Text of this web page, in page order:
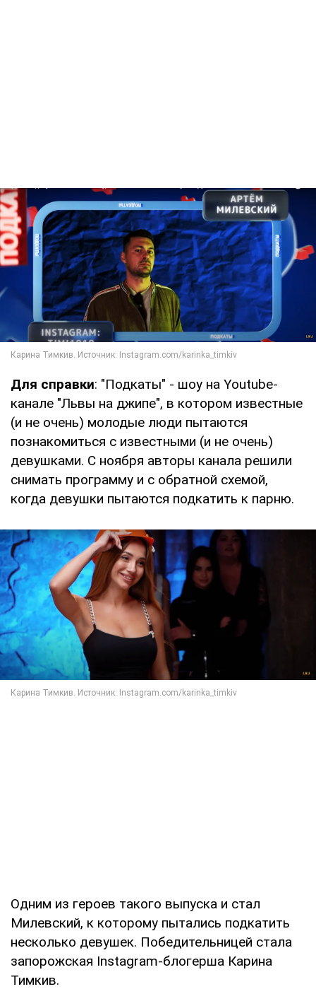
Для справки: "Подкаты" - шоу на Youtube-
канале "Львы на джипе", в котором известные
(и не очень) молодые люди пытаются
познакомиться с известными (и не очень)
девушками. С ноября авторы канала решили
снимать программу и с обратной схемой,
когда девушки пытаются подкатить к парню.
Одним из героев такого выпуска и стал
Милевский, к которому пытались подкатить
несколько девушек. Победительницей стала
запорожская Instagram-блогерша Карина
Тимкив.